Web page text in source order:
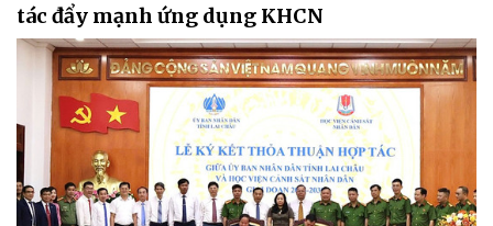
tác đẩy mạnh ứng dụng KHCN